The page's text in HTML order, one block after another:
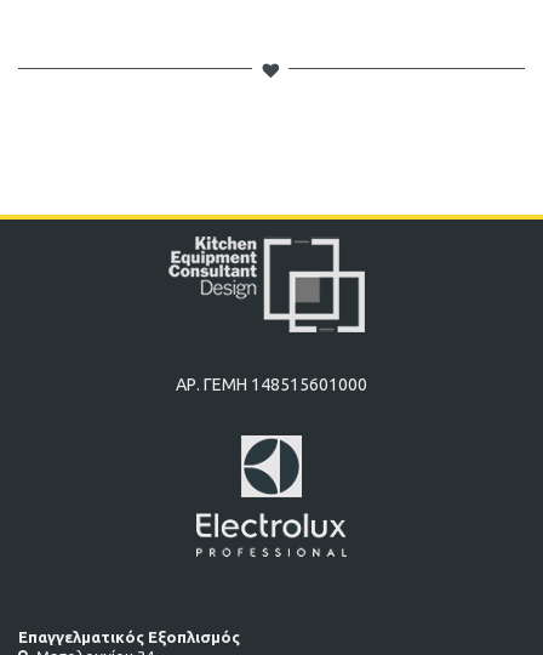
ΑΡ. ΓΕΜΗ 148515601000
Επαγγελματικός Εξοπλισμός